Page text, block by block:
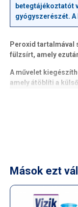
betegtájékoztatót
gyógyszerészét.
Peroxid tartalmával
fülzsírt, amely
A művelet
amely átöblíti a
Mások ezt